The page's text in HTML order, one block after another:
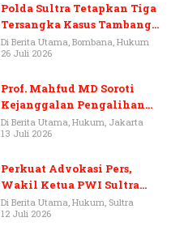
Polda Sultra Tetapkan Tiga
Tersangka Kasus Tambang
Emas Ilegal di Bombana
Di Berita Utama, Bombana, Hukum
26 Juli 2026
Prof. Mahfud MD Soroti
Kejanggalan Pengalihan
Penyelidikan Tersangka
Febrie Adriansyah
Di Berita Utama, Hukum, Jakarta
13 Juli 2026
Perkuat Advokasi Pers,
Wakil Ketua PWI Sultra
Resmi Dilantik Menjadi
Advokat PERADI
Di Berita Utama, Hukum, Sultra
12 Juli 2026